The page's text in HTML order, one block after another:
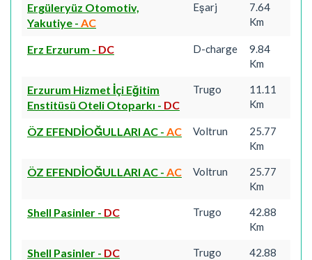
Ergüleryüz Otomotiv,
Yakutiye - AC
Eşarj
7.64
Km
Erz Erzurum - DC D-charge
9.84
Km
Erzurum Hizmet İçi Eğitim
Enstitüsü Oteli Otoparkı - DC
Trugo
11.11
Km
ÖZ EFENDİOĞULLARI AC - AC Voltrun
25.77
Km
ÖZ EFENDİOĞULLARI AC - AC Voltrun
25.77
Km
Shell Pasinler - DC Trugo
42.88
Km
Shell Pasinler - DC Trugo
42.88